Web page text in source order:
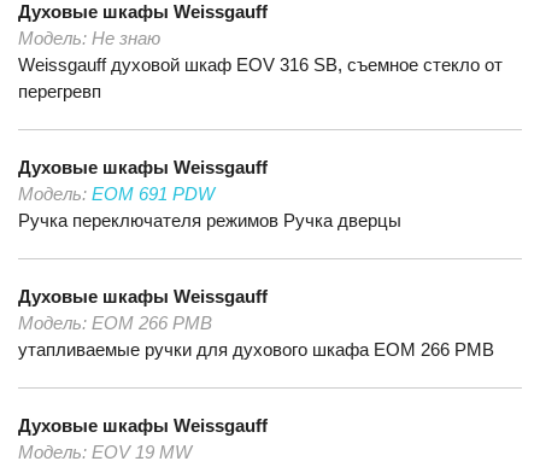
Духовые шкафы Weissgauff
Модель: Не знаю
Weissgauff духовой шкаф EOV 316 SB, съемное стекло от
перегревп
Духовые шкафы Weissgauff
Модель: EOM 691 PDW
Ручка переключателя режимов Ручка дверцы
Духовые шкафы Weissgauff
Модель: EOM 266 PMB
утапливаемые ручки для духового шкафа EOM 266 PMB
Духовые шкафы Weissgauff
Модель: ЕOV 19 MW